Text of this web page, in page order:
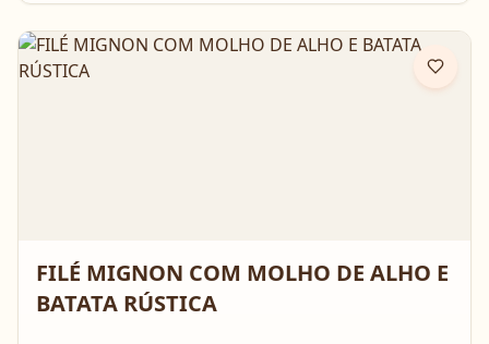
FILÉ MIGNON COM MOLHO DE ALHO E
BATATA RÚSTICA